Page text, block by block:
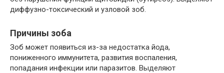
диффузно-токсический и узловой зоб.
Причины зоба
Зоб может появиться из-за недостатка йода,
пониженного иммунитета, развития воспаления,
попадания инфекции или паразитов. Выделяют